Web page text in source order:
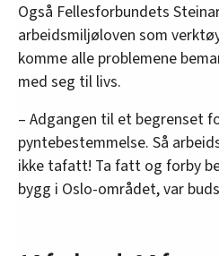
Også Fellesforbundets
arbeidsmiljøloven som
komme alle problemene
med seg til livs.
– Adgangen til et begrenset
pyntebestemmelse. Så
ikke tafatt! Ta fatt og forby
bygg i Oslo-området, var